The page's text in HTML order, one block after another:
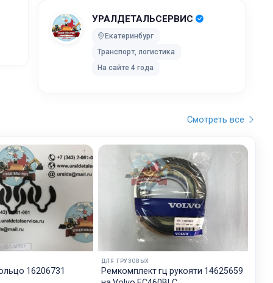
УРАЛДЕТАЛЬСЕРВИС
Екатеринбург
Транспорт, логистика
На сайте 4 года
после
Extra
Мы
на
Смотреть все
16206731
ДЛЯ ГРУЗОВЫХ
Ремкомплект гц рукояти 14625659